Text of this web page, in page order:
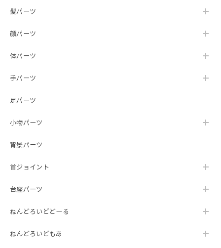
髪パーツ
顔パーツ
体パーツ
手パーツ
足パーツ
小物パーツ
背景パーツ
首ジョイント
台座パーツ
ねんどろいどどーる
ねんどろいどもあ